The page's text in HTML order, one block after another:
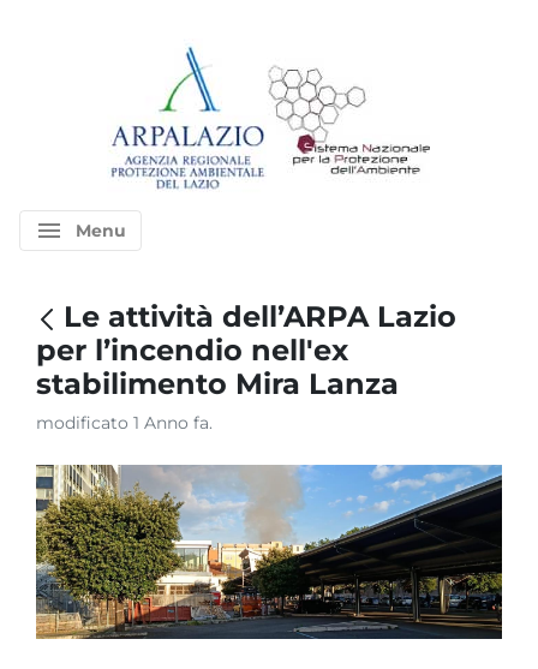
menu Menu
Le attività dell’ARPA Lazio
per l’incendio nell'ex
stabilimento Mira Lanza
modificato 1 Anno fa.